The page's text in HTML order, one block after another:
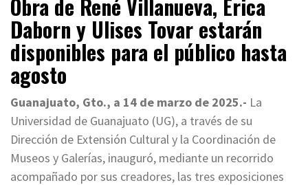
Obra de René Villanueva, Erica
Daborn y Ulises Tovar estarán
disponibles para el público hasta
agosto
Guanajuato, Gto., a 14 de marzo de 2025.- La
Universidad de Guanajuato (UG), a través de su
Dirección de Extensión Cultural y la Coordinación de
Museos y Galerías, inauguró, mediante un recorrido
acompañado por sus creadores, las tres exposiciones